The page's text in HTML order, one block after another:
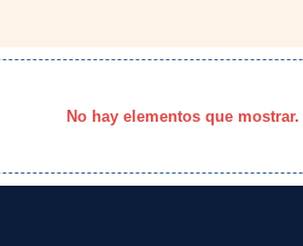
No hay elementos que mostrar.